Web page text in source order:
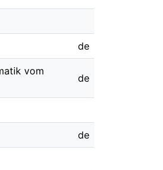
de
vom
de
de